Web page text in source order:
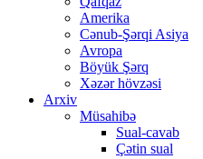
Amerika
Cənub-Şərqi Asiya
Avropa
Böyük Şərq
Xəzər hövzəsi
Arxiv
Müsahibə
Sual-cavab
Çətin sual